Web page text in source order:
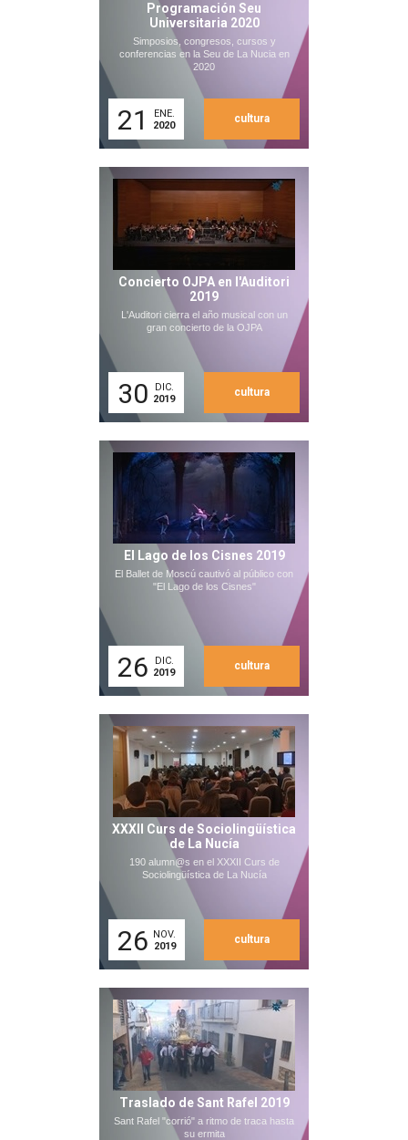
Programación Seu
Universitaria 2020
Simposios, congresos, cursos y
conferencias en la Seu de La Nucia en
2020
21
ENE.
2020
cultura
Concierto OJPA en l'Auditori
2019
L'Auditori cierra el año musical con un
gran concierto de la OJPA
30
DIC.
2019
cultura
El Lago de los Cisnes 2019
El Ballet de Moscú cautivó al público con
"El Lago de los Cisnes"
26
DIC.
2019
cultura
XXXII Curs de Sociolingüística
de La Nucía
190 alumn@s en el XXXII Curs de
Sociolingüística de La Nucía
26 NOV.
2019
cultura
Traslado de Sant Rafel 2019
Sant Rafel "corrió" a ritmo de traca hasta
su ermita